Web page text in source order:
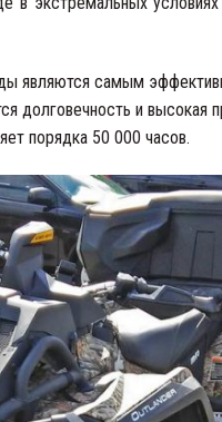
являются самым
долговечность и высокая
порядка 50 000 часов.